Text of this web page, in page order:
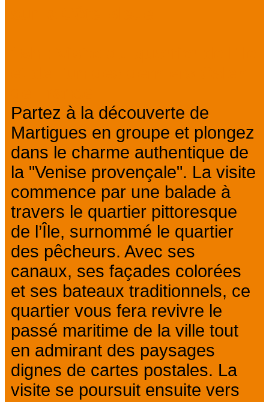
Partez à la découverte de
Martigues en groupe et plongez
dans le charme authentique de
la "Venise provençale". La visite
commence par une balade à
travers le quartier pittoresque
de l’Île, surnommé le quartier
des pêcheurs. Avec ses
canaux, ses façades colorées
et ses bateaux traditionnels, ce
quartier vous fera revivre le
passé maritime de la ville tout
en admirant des paysages
dignes de cartes postales. La
visite se poursuit ensuite vers